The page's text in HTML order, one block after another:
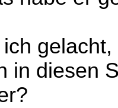
in diesen